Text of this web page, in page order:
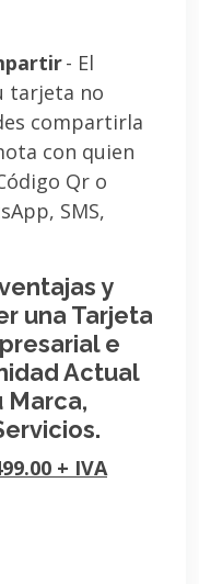
- El
tarjeta no
compartirla
con quien
Qr o
SMS,
y
una Tarjeta
e
Actual
Marca,
+ IVA